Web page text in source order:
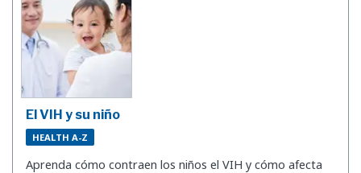
El VIH y su niño
HEALTH A-Z
Aprenda cómo contraen los niños el VIH y cómo afecta